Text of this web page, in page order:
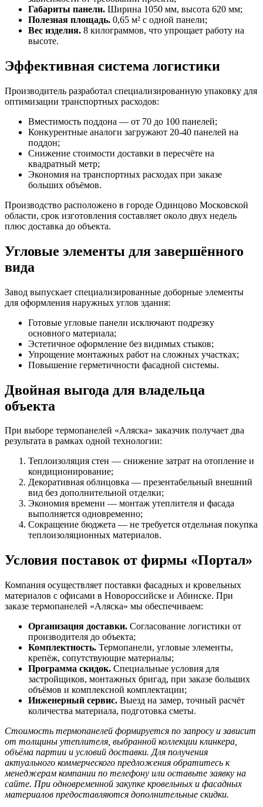
Габариты панели. Ширина 1050 мм, высота 620 мм;
Полезная площадь. 0,65 м² с одной панели;
Вес изделия. 8 килограммов, что упрощает работу на
высоте.
Эффективная система логистики
Производитель разработал специализированную упаковку для
оптимизации транспортных расходов:
Вместимость поддона — от 70 до 100 панелей;
Конкурентные аналоги загружают 20-40 панелей на
поддон;
Снижение стоимости доставки в пересчёте на
квадратный метр;
Экономия на транспортных расходах при заказе
больших объёмов.
Производство расположено в городе Одинцово Московской
области, срок изготовления составляет около двух недель
плюс доставка до объекта.
Угловые элементы для завершённого
вида
Завод выпускает специализированные доборные элементы
для оформления наружных углов здания:
Готовые угловые панели исключают подрезку
основного материала;
Эстетичное оформление без видимых стыков;
Упрощение монтажных работ на сложных участках;
Повышение герметичности фасадной системы.
Двойная выгода для владельца
объекта
При выборе термопанелей «Аляска» заказчик получает два
результата в рамках одной технологии:
Теплоизоляция стен — снижение затрат на отопление и
кондиционирование;
Декоративная облицовка — презентабельный внешний
вид без дополнительной отделки;
Экономия времени — монтаж утеплителя и фасада
выполняется одновременно;
Сокращение бюджета — не требуется отдельная покупка
теплоизоляционных материалов.
Условия поставок от фирмы «Портал»
Компания осуществляет поставки фасадных и кровельных
материалов с офисами в Новороссийске и Абинске. При
заказе термопанелей «Аляска» мы обеспечиваем:
Организация доставки. Согласование логистики от
производителя до объекта;
Комплектность. Термопанели, угловые элементы,
крепёж, сопутствующие материалы;
Программа скидок. Специальные условия для
застройщиков, монтажных бригад, при заказе больших
объёмов и комплексной комплектации;
Инженерный сервис. Выезд на замер, точный расчёт
количества материала, подготовка сметы.
Стоимость термопанелей формируется по запросу и зависит
от толщины утеплителя, выбранной коллекции клинкера,
объёма партии и условий доставки. Для получения
актуального коммерческого предложения обратитесь к
менеджерам компании по телефону или оставьте заявку на
сайте. При одновременной закупке кровельных и фасадных
материалов предоставляются дополнительные скидки.